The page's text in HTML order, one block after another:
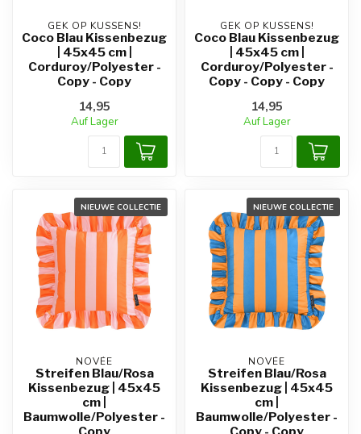
GEK OP KUSSENS!
Coco Blau Kissenbezug
| 45x45 cm |
Corduroy/Polyester -
Copy - Copy
14,95
Auf Lager
GEK OP KUSSENS!
Coco Blau Kissenbezug
| 45x45 cm |
Corduroy/Polyester -
Copy - Copy - Copy
14,95
Auf Lager
NIEUWE COLLECTIE
NOVÉE
Streifen Blau/Rosa
Kissenbezug | 45x45
cm |
Baumwolle/Polyester -
NIEUWE COLLECTIE
NOVÉE
Streifen Blau/Rosa
Kissenbezug | 45x45
cm |
Baumwolle/Polyester -